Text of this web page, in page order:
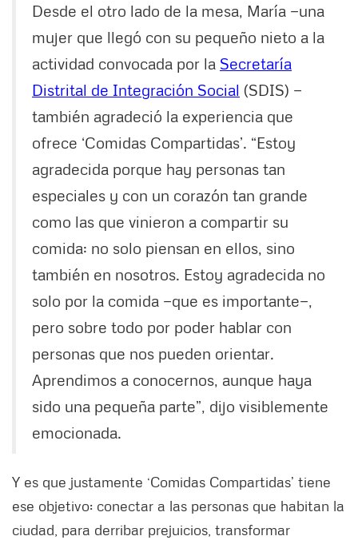
Desde el otro lado de la mesa, María —una
mujer que llegó con su pequeño nieto a la
actividad convocada por la Secretaría
Distrital de Integración Social (SDIS) —
también agradeció la experiencia que
ofrece ‘Comidas Compartidas’. “Estoy
agradecida porque hay personas tan
especiales y con un corazón tan grande
como las que vinieron a compartir su
comida: no solo piensan en ellos, sino
también en nosotros. Estoy agradecida no
solo por la comida —que es importante—,
pero sobre todo por poder hablar con
personas que nos pueden orientar.
Aprendimos a conocernos, aunque haya
sido una pequeña parte”, dijo visiblemente
emocionada.
Y es que justamente ‘Comidas Compartidas’ tiene
ese objetivo: conectar a las personas que habitan la
ciudad, para derribar prejuicios, transformar